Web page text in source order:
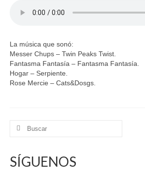
La música que sonó:
Messer Chups – Twin Peaks Twist.
Fantasma Fantasía – Fantasma Fantasía.
Hogar – Serpiente.
Rose Mercie – Cats&Dosgs.
Buscar
SÍGUENOS